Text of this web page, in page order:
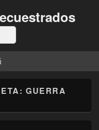
GUERRA